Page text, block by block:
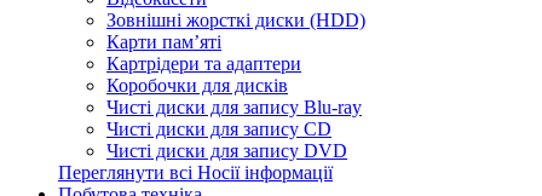
Зовнішні жорсткі диски (HDD)
Карти пам’яті
Картрідери та адаптери
Коробочки для дисків
Чисті диски для запису Blu-ray
Чисті диски для запису CD
Чисті диски для запису DVD
Переглянути всі Носії інформації